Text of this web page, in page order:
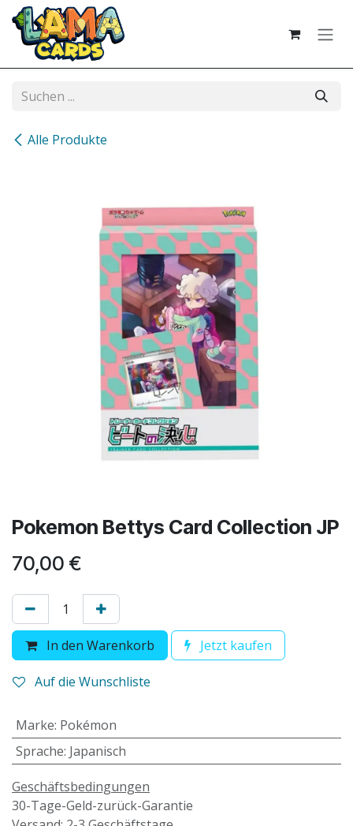
Zum Inhalt springen
Alle Produkte
Pokemon Bettys Card Collection JP
70,00 €
In den Warenkorb Jetzt kaufen
Auf die Wunschliste
Marke: Pokémon
Sprache: Japanisch
Geschäftsbedingungen
30-Tage-Geld-zurück-Garantie